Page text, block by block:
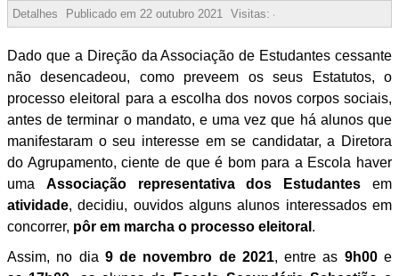
Detalhes Publicado em 22 outubro 2021 Visitas: 482892
Dado que a Direção da Associação de Estudantes cessante
não desencadeou, como preveem os seus Estatutos, o
processo eleitoral para a escolha dos novos corpos sociais,
antes de terminar o mandato, e uma vez que há alunos que
manifestaram o seu interesse em se candidatar, a Diretora
do Agrupamento, ciente de que é bom para a Escola haver
uma Associação representativa dos Estudantes em
atividade, decidiu, ouvidos alguns alunos interessados em
concorrer, pôr em marcha o processo eleitoral .
Assim, no dia 9 de novembro de 2021, entre as 9h00e